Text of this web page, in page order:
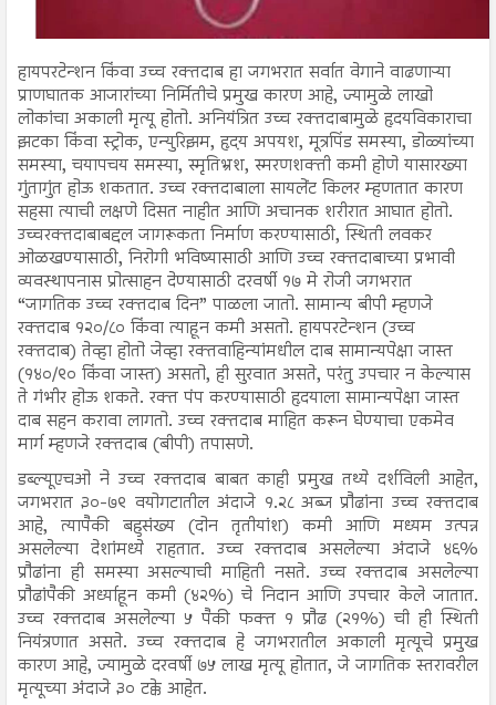
हायपरटेन्शन किंवा उच्च रक्तदाब हा जगभरात सर्वात वेगाने वाढणाऱ्या
प्राणघातक आजारांच्या निर्मितीचे प्रमुख कारण आहे, ज्यामुळे लाखो
लोकांचा अकाली मृत्यू होतो. अनियंत्रित उच्च रक्तदाबामुळे हृदयविकाराचा
झटका किंवा स्ट्रोक, एन्युरिझम, हृदय अपयश, मूत्रपिंड समस्या, डोळ्यांच्या
समस्या, चयापचय समस्या, स्मृतिभ्रंश, स्मरणशक्ती कमी होणे यासारख्या
गुंतागुंत होऊ शकतात. उच्च रक्तदाबाला सायलेंट किलर म्हणतात कारण
सहसा त्याची लक्षणे दिसत नाहीत आणि अचानक शरीरात आघात होतो.
उच्चरक्तदाबाबद्दल जागरूकता निर्माण करण्यासाठी, स्थिती लवकर
ओळखण्यासाठी, निरोगी भविष्यासाठी आणि उच्च रक्तदाबाच्या प्रभावी
व्यवस्थापनास प्रोत्साहन देण्यासाठी दरवर्षी १७ मे रोजी जगभरात
“जागतिक उच्च रक्तदाब दिन” पाळला जातो. सामान्य बीपी म्हणजे
रक्तदाब १२०/८० किंवा त्याहून कमी असतो. हायपरटेन्शन (उच्च
रक्तदाब) तेव्हा होतो जेव्हा रक्तवाहिन्यांमधील दाब सामान्यपेक्षा जास्त
(१४०/९० किंवा जास्त) असतो, ही सुरवात असते, परंतु उपचार न केल्यास
ते गंभीर होऊ शकते. रक्त पंप करण्यासाठी हृदयाला सामान्यपेक्षा जास्त
दाब सहन करावा लागतो. उच्च रक्तदाब माहित करून घेण्याचा एकमेव
मार्ग म्हणजे रक्तदाब (बीपी) तपासणे.
डब्ल्यूएचओ ने उच्च रक्तदाब बाबत काही प्रमुख तथ्ये दर्शविली आहेत,
जगभरात ३०-७९ वयोगटातील अंदाजे १.२८ अब्ज प्रौढांना उच्च रक्तदाब
आहे, त्यापैकी बहुसंख्य (दोन तृतीयांश) कमी आणि मध्यम उत्पन्न
असलेल्या देशांमध्ये राहतात. उच्च रक्तदाब असलेल्या अंदाजे ४६%
प्रौढांना ही समस्या असल्याची माहिती नसते. उच्च रक्तदाब असलेल्या
प्रौढांपैकी अर्ध्याहून कमी (४२%) चे निदान आणि उपचार केले जातात.
उच्च रक्तदाब असलेल्या ५ पैकी फक्त १ प्रौढ (२१%) ची ही स्थिती
नियंत्रणात असते. उच्च रक्तदाब हे जगभरातील अकाली मृत्यूचे प्रमुख
कारण आहे, ज्यामुळे दरवर्षी ७५ लाख मृत्यू होतात, जे जागतिक स्तरावरील
मृत्यूच्या अंदाजे ३० टक्के आहेत.